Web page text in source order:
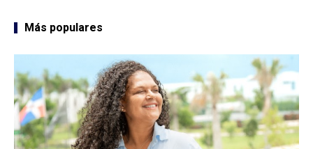
Más populares